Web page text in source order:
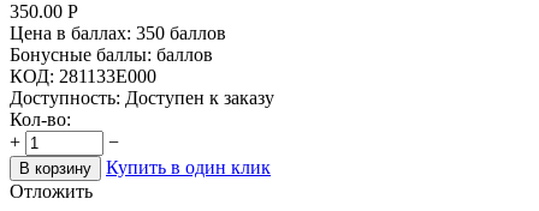
350.00 Р
Цена в баллах: 350 баллов
Бонусные баллы: баллов
КОД: 281133E000
Доступность: Доступен к заказу
Кол-во:
+
−
В корзину
Купить в один клик
Отложить